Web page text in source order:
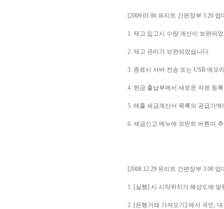
[2009.01.06 유리트 간편장부 3.20 업
1. 재고 입고시 수량 계산이 보완되
2. 재고 관리가 보완되었습니다.
3. 종료시 서버 전송 또는 USB 메모
4. 현금 출납부에서 새로운 자료 등
5. 매출 세금계산서 목록의 공급가
6. 세금신고 메뉴에 프린트 버튼이
[2008.12.29 유리트 간편장부 3.08 업
1. [실행] 시 시작위치가 해상도에 맞
2. [은행거래 가져오기] 에서 국민,